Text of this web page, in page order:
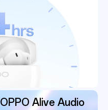
OPPO Alive Audio